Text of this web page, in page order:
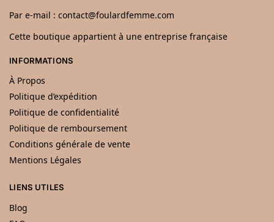
Par e-mail : contact@foulardfemme.com
Cette boutique appartient à une entreprise française
INFORMATIONS
À Propos
Politique d’expédition
Politique de confidentialité
Politique de remboursement
Conditions générale de vente
Mentions Légales
LIENS UTILES
Blog